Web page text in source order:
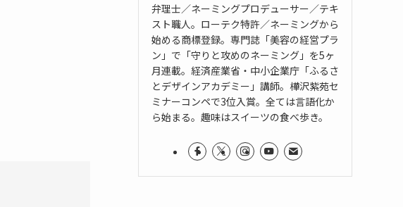
弁理士／ネーミングプロデューサー／テキ
スト職人。ローテク特許／ネーミングから
始める商標登録。専門誌「美容の経営プラ
ン」で「守りと攻めのネーミング」を5ヶ
月連載。経済産業省・中小企業庁「ふるさ
とデザインアカデミー」講師。樺沢紫苑セ
ミナーコンペで3位入賞。全ては言語化か
ら始まる。趣味はスイーツの食べ歩き。